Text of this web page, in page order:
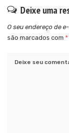
Deixe uma
O seu endereço de
são marcados com *